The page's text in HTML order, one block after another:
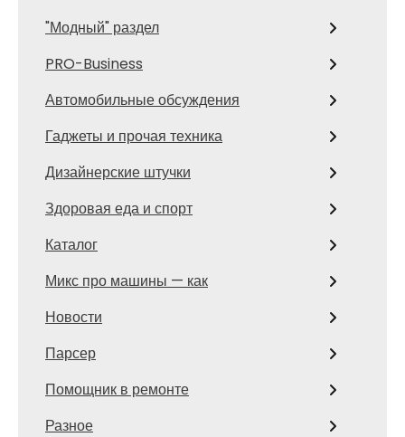
"Модный" раздел
PRO-Business
Автомобильные обсуждения
Гаджеты и прочая техника
Дизайнерские штучки
Здоровая еда и спорт
Каталог
Микс про машины — как
Новости
Парсер
Помощник в ремонте
Разное